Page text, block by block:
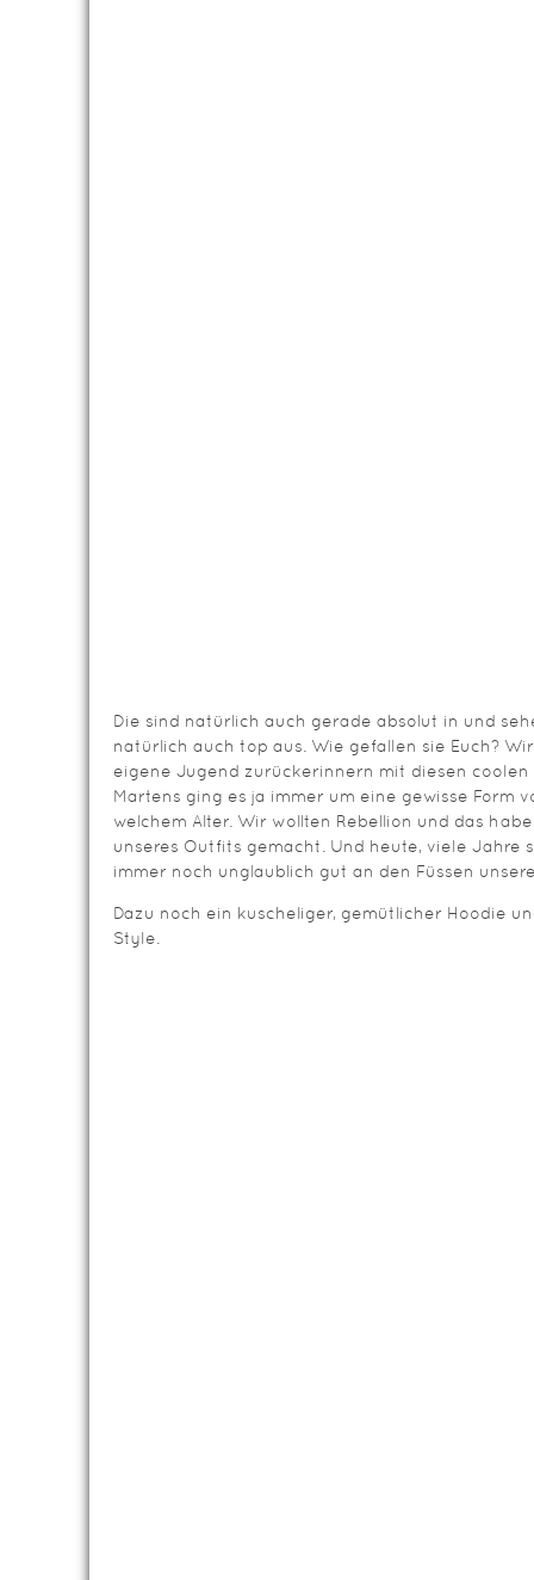
Die sind natürlich auch gerade absolut in und
natürlich auch top aus. Wie gefallen sie Euch?
eigene Jugend zurückerinnern mit diesen coolen
Martens ging es ja immer um eine gewisse Form
welchem Alter. Wir wollten Rebellion und das
unseres Outfits gemacht. Und heute, viele Jahre
immer noch unglaublich gut an den Füssen
Dazu noch ein kuscheliger, gemütlicher Hoodie
Style.